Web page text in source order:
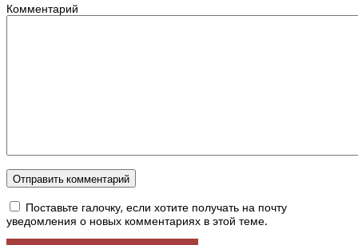
Комментарий
Поставьте галочку, если хотите получать на почту
уведомления о новых комментариях в этой теме.